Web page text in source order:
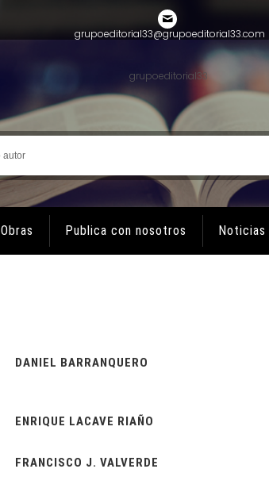
grupoeditorial33@grupoeditorial33.com
Obras Publica con nosotros Noticias
DANIEL BARRANQUERO
ENRIQUE LACAVE RIAÑO
FRANCISCO J. VALVERDE